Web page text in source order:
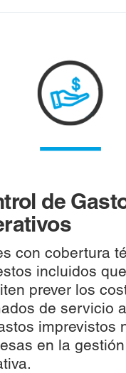
de
con cobertura
incluidos
prever los
de servicio
imprevistos
en la gestión